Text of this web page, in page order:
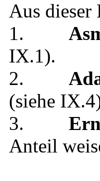
Aus dieser
1.
IX.1).
2.
(siehe IX.4
3.
Anteil